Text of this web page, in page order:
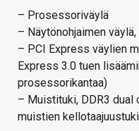
– Prosessoriväylä
– Näytönohjaimen väylä,
– PCI Express väylien
Express 3.0 tuen
prosessorikantaa)
– Muistituki, DDR3 dual
muistien